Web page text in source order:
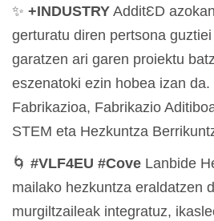
✨ +INDUSTRY AdditƐD
gerturatu diren pertsona
garatzen ari garen proiektu
eszenatoki ezin hobea izan
Fabrikazioa, Fabrikazio
STEM eta Hezkuntza
🌀 #VLF4EU #Cove Lanbide
mailako hezkuntza eraldatzen
murgiltzaileak integratuz,